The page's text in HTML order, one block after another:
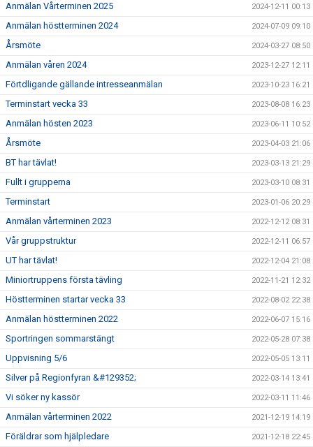
Anmälan Vårterminen 2025 2024-12-11 00:13
Anmälan höstterminen 2024 2024-07-09 09:10
Årsmöte 2024-03-27 08:50
Anmälan våren 2024 2023-12-27 12:11
Förtdligande gällande intresseanmälan 2023-10-23 16:21
Terminstart vecka 33 2023-08-08 16:23
Anmälan hösten 2023 2023-06-11 10:52
Årsmöte 2023-04-03 21:06
BT har tävlat! 2023-03-13 21:29
Fullt i grupperna 2023-03-10 08:31
Terminstart 2023-01-06 20:29
Anmälan vårterminen 2023 2022-12-12 08:31
Vår gruppstruktur 2022-12-11 06:57
UT har tävlat! 2022-12-04 21:08
Miniortruppens första tävling 2022-11-21 12:32
Höstterminen startar vecka 33 2022-08-02 22:38
Anmälan höstterminen 2022 2022-06-07 15:16
Sportringen sommarstängt 2022-05-28 07:38
Uppvisning 5/6 2022-05-05 13:11
Silver på Regionfyran &#129352; 2022-03-14 13:41
Vi söker ny kassör 2022-03-11 11:46
Anmälan vårterminen 2022 2021-12-19 14:19
Föräldrar som hjälpledare 2021-12-18 22:45